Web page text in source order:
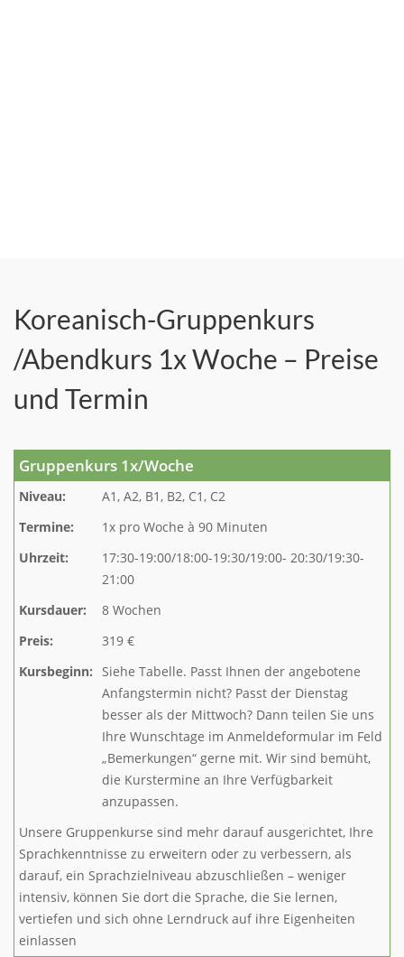
Koreanisch-Gruppenkurs
/Abendkurs 1x Woche – Preise
und Termin
Gruppenkurs 1x/Woche
Niveau:
A1, A2, B1, B2, C1, C2
Termine:
1x pro Woche à 90 Minuten
Uhrzeit:
17:30-19:00/18:00-19:30/19:00- 20:30/19:30-
21:00
Kursdauer:
8 Wochen
Preis:
319 €
Kursbeginn: Siehe Tabelle. Passt Ihnen der angebotene
Anfangstermin nicht? Passt der Dienstag
besser als der Mittwoch? Dann teilen Sie uns
Ihre Wunschtage im Anmeldeformular im Feld
„Bemerkungen“ gerne mit. Wir sind bemüht,
die Kurstermine an Ihre Verfügbarkeit
anzupassen.
Unsere Gruppenkurse sind mehr darauf ausgerichtet, Ihre
Sprachkenntnisse zu erweitern oder zu verbessern, als
darauf, ein Sprachzielniveau abzuschließen – weniger
intensiv, können Sie dort die Sprache, die Sie lernen,
vertiefen und sich ohne Lerndruck auf ihre Eigenheiten
einlassen